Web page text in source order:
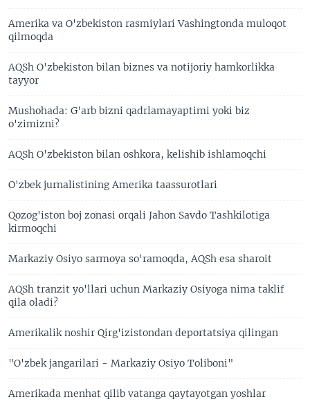
Amerika va O'zbekiston rasmiylari Vashingtonda muloqot
qilmoqda
AQSh O'zbekiston bilan biznes va notijoriy hamkorlikka
tayyor
Mushohada: G'arb bizni qadrlamayaptimi yoki biz
o'zimizni?
AQSh O'zbekiston bilan oshkora, kelishib ishlamoqchi
O'zbek jurnalistining Amerika taassurotlari
Qozog'iston boj zonasi orqali Jahon Savdo Tashkilotiga
kirmoqchi
Markaziy Osiyo sarmoya so'ramoqda, AQSh esa sharoit
AQSh tranzit yo'llari uchun Markaziy Osiyoga nima taklif
qila oladi?
Amerikalik noshir Qirg'izistondan deportatsiya qilingan
"O'zbek jangarilari - Markaziy Osiyo Toliboni"
Amerikada menhat qilib vatanga qaytayotgan yoshlar